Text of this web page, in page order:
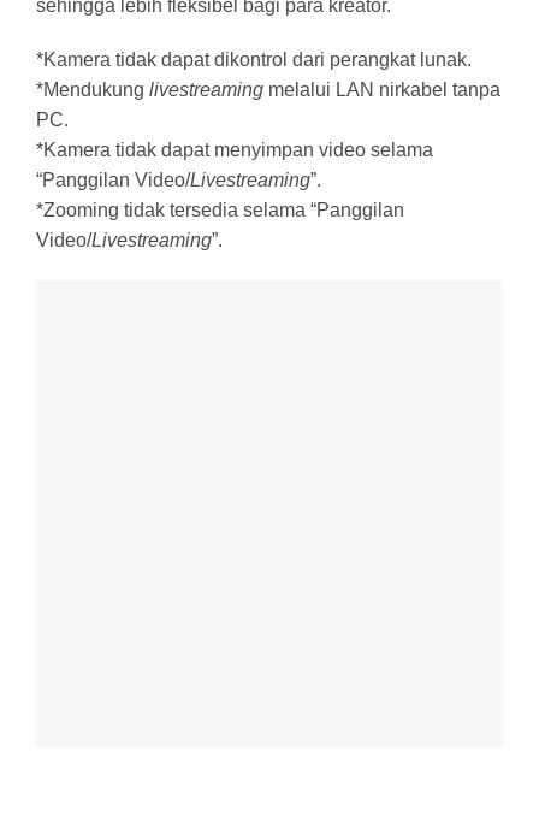
sehingga lebih fleksibel bagi para kreator.
*Kamera tidak dapat dikontrol dari perangkat lunak.
*Mendukung livestreaming melalui LAN nirkabel tanpa
PC.
*Kamera tidak dapat menyimpan video selama
“Panggilan Video/Livestreaming”.
*Zooming tidak tersedia selama “Panggilan
Video/Livestreaming”.